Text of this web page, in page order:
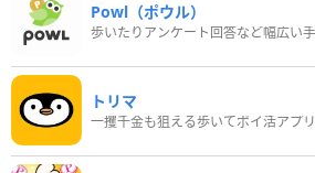
Powl（ポウル）
トリマ
一攫千金も狙える歩いてポイ活アプリ